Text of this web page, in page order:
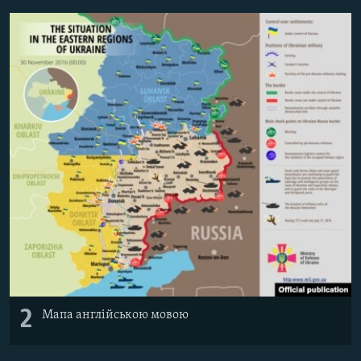
Усі сайти RFE/RL
2 Мапа англійською мовою